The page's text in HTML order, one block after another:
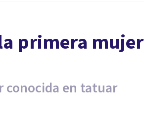
primera mujer
conocida en tatuar